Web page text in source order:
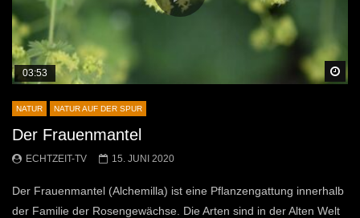
03:53
NATUR NATUR AUF DER SPUR
Der Frauenmantel
ECHTZEIT-TV 15. JUNI 2020
Der Frauenmantel (Alchemilla) ist eine Pflanzengattung innerhalb
der Familie der Rosengewächse. Die Arten sind in der Alten Welt